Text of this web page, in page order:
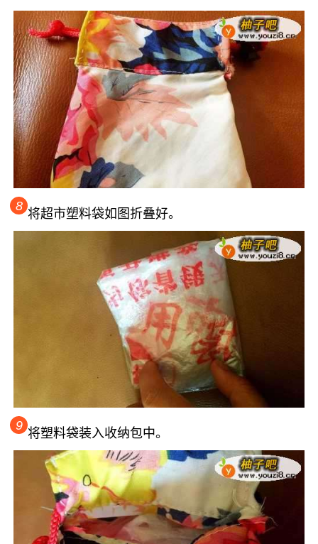
8
将超市塑料袋如图折叠好。
9
将塑料袋装入收纳包中。